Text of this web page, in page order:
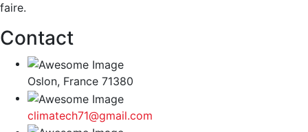
faire.
Contact
Oslon, France 71380
climatech71@gmail.com